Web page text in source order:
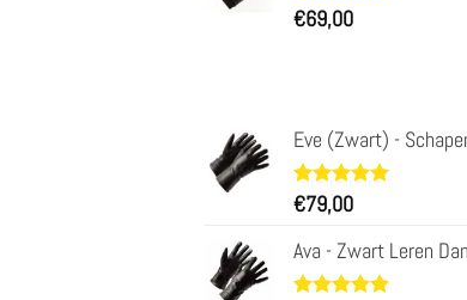
Waardering
op 5
29
€69,00
Eve (Zwart) -
Waardering
op 5
gebaseerd
op
11
klantbeoordelingen
€79,00
Ava - Zwart Leren